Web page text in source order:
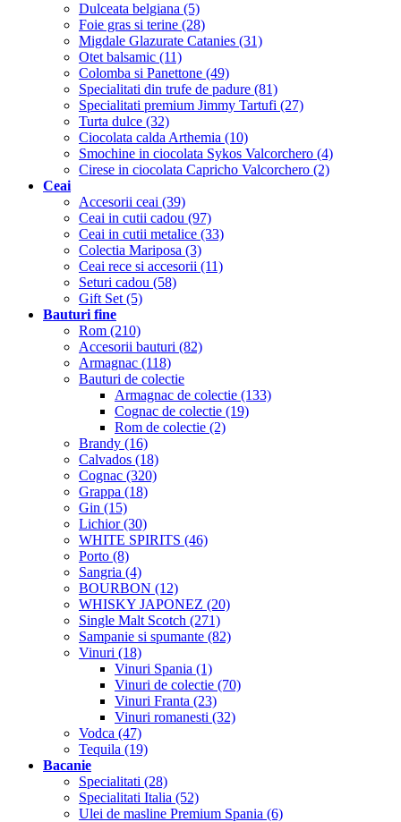
Dulceata belgiana (5)
Foie gras si terine (28)
Migdale Glazurate Catanies (31)
Otet balsamic (11)
Colomba si Panettone (49)
Specialitati din trufe de padure (81)
Specialitati premium Jimmy Tartufi (27)
Turta dulce (32)
Ciocolata calda Arthemia (10)
Smochine in ciocolata Sykos Valcorchero (4)
Cirese in ciocolata Capricho Valcorchero (2)
Ceai
Accesorii ceai (39)
Ceai in cutii cadou (97)
Ceai in cutii metalice (33)
Colectia Mariposa (3)
Ceai rece si accesorii (11)
Seturi cadou (58)
Gift Set (5)
Bauturi fine
Rom (210)
Accesorii bauturi (82)
Armagnac (118)
Bauturi de colectie
Armagnac de colectie (133)
Cognac de colectie (19)
Rom de colectie (2)
Brandy (16)
Calvados (18)
Cognac (320)
Grappa (18)
Gin (15)
Lichior (30)
WHITE SPIRITS (46)
Porto (8)
Sangria (4)
BOURBON (12)
WHISKY JAPONEZ (20)
Single Malt Scotch (271)
Sampanie si spumante (82)
Vinuri (18)
Vinuri Spania (1)
Vinuri de colectie (70)
Vinuri Franta (23)
Vinuri romanesti (32)
Vodca (47)
Tequila (19)
Bacanie
Specialitati (28)
Specialitati Italia (52)
Ulei de masline Premium Spania (6)